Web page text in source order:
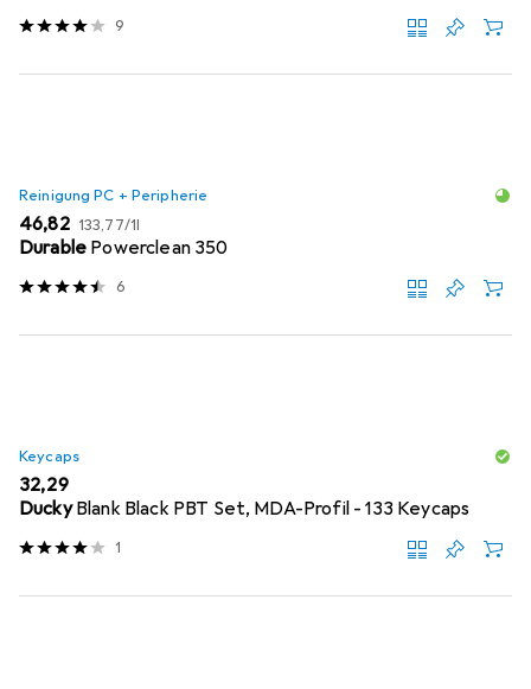
9
Reinigung PC + Peripherie
EUR
46,82 EUR
133,77/1l
Durable Powerclean 350
6
Keycaps
EUR
32,29
Ducky Blank Black PBT Set, MDA-Profil - 133 Keycaps
1